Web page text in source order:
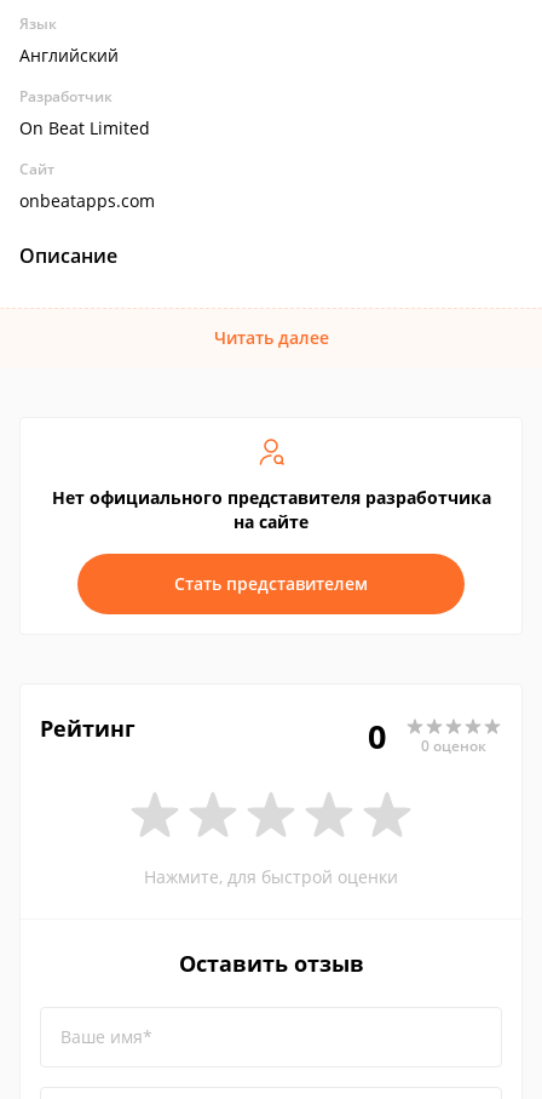
Язык
Английский
Разработчик
On Beat Limited
Сайт
onbeatapps.com
Описание
Читать далее
Нет официального представителя разработчика
на сайте
Стать представителем
Рейтинг 0 0 оценок
Нажмите, для быстрой оценки
Оставить отзыв
Ваше имя*